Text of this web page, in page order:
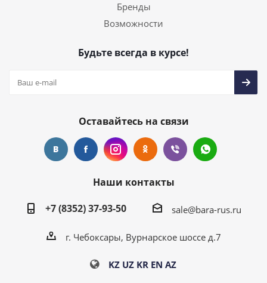
Бренды
Возможности
Будьте всегда в курсе!
Оставайтесь на связи
Наши контакты
+7 (8352) 37-93-50
sale@bara-rus.ru
г. Чебоксары, Вурнарское шоссе д.7
KZ UZ KR EN AZ